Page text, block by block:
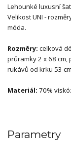
Lehounké luxusní
Velikost UNI -
móda.
Rozměry: celková
průramky 2 x 68 cm,
rukávů od krku 53
Materiál: 70%
Parametry